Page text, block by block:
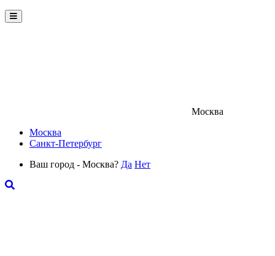
Menu
Москва
Москва
Санкт-Петербург
Ваш город - Москва? Да Нет